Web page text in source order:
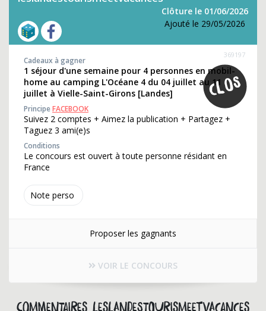
Clôture le 01/06/2026
Ajouté le 29/05/2026
Note perso
369197
Cadeaux à gagner
1 séjour d'une semaine pour 4 personnes en mobil-
home au camping L'Océane 4 du 04 juillet au 11
juillet à Vielle-Saint-Girons [Landes]
PrincipeFACEBOOK
Suivez 2 comptes + Aimez la publication + Partagez +
Taguez 3 ami(e)s
Conditions
Le concours est ouvert à toute personne résidant en
France
Proposer les gagnants
VOIR LE CONCOURS
Commentaires leslandestourismeetvacances